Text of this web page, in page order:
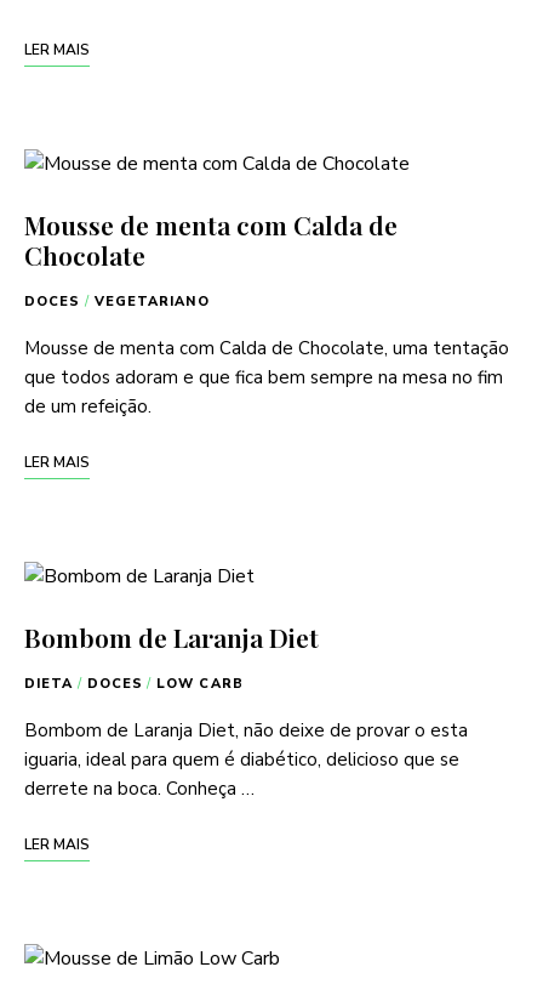
LER MAIS
Mousse de menta com Calda de
Chocolate
DOCES / VEGETARIANO
Mousse de menta com Calda de Chocolate, uma tentação
que todos adoram e que fica bem sempre na mesa no fim
de um refeição.
LER MAIS
Bombom de Laranja Diet
DIETA / DOCES / LOW CARB
Bombom de Laranja Diet, não deixe de provar o esta
iguaria, ideal para quem é diabético, delicioso que se
derrete na boca. Conheça …
LER MAIS